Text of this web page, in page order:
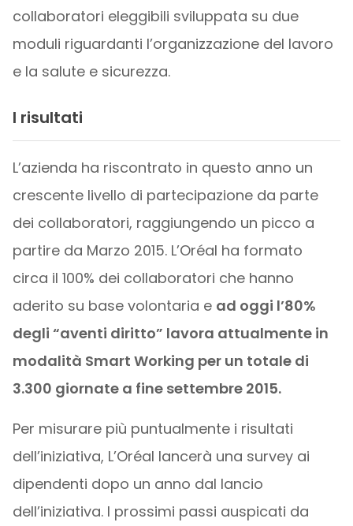
collaboratori eleggibili sviluppata su due
moduli riguardanti l’organizzazione del lavoro
e la salute e sicurezza.
I risultati
L’azienda ha riscontrato in questo anno un
crescente livello di partecipazione da parte
dei collaboratori, raggiungendo un picco a
partire da Marzo 2015. L’Oréal ha formato
circa il 100% dei collaboratori che hanno
aderito su base volontaria e ad oggi l’80%
degli “aventi diritto” lavora attualmente in
modalità Smart Working per un totale di
3.300 giornate a fine settembre 2015.
Per misurare più puntualmente i risultati
dell’iniziativa, L’Oréal lancerà una survey ai
dipendenti dopo un anno dal lancio
dell’iniziativa. I prossimi passi auspicati da